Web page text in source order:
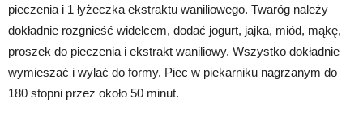
pieczenia i 1 łyżeczka ekstraktu waniliowego. Twaróg należy
dokładnie rozgnieść widelcem, dodać jogurt, jajka, miód, mąkę,
proszek do pieczenia i ekstrakt waniliowy. Wszystko dokładnie
wymieszać i wylać do formy. Piec w piekarniku nagrzanym do
180 stopni przez około 50 minut.